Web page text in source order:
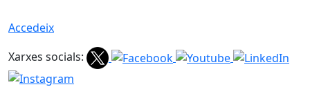
Accedeix
Xarxes socials: